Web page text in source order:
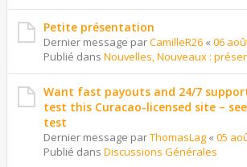
Petite présentation
Dernier message parCamilleR26 « 06
Publié dans Nouvelles, Nouveaux :
Want fast payouts and 24/7
test this Curacao-licensed site –
test
Dernier message parThomasLag « 05
Publié dans Discussions Générales